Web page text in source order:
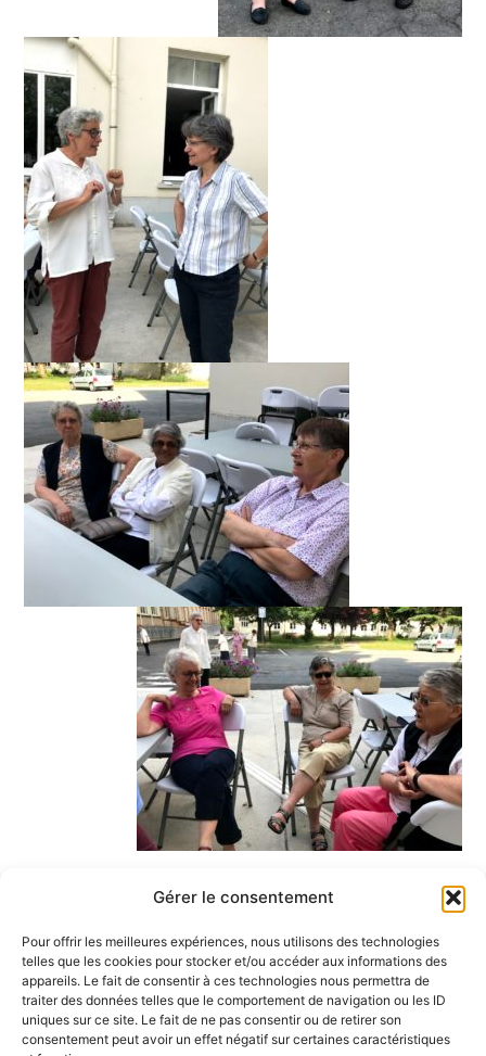
Gérer le consentement
Pour offrir les meilleures expériences, nous utilisons des technologies
telles que les cookies pour stocker et/ou accéder aux informations des
appareils. Le fait de consentir à ces technologies nous permettra de
traiter des données telles que le comportement de navigation ou les ID
uniques sur ce site. Le fait de ne pas consentir ou de retirer son
consentement peut avoir un effet négatif sur certaines caractéristiques